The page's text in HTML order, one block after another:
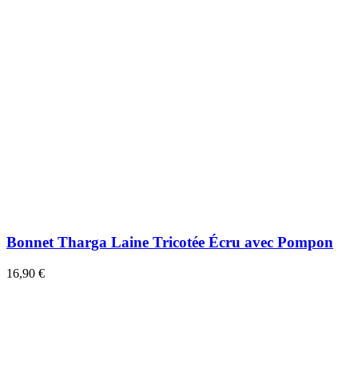
Bonnet Tharga Laine Tricotée Écru avec Pompon
16,90 €